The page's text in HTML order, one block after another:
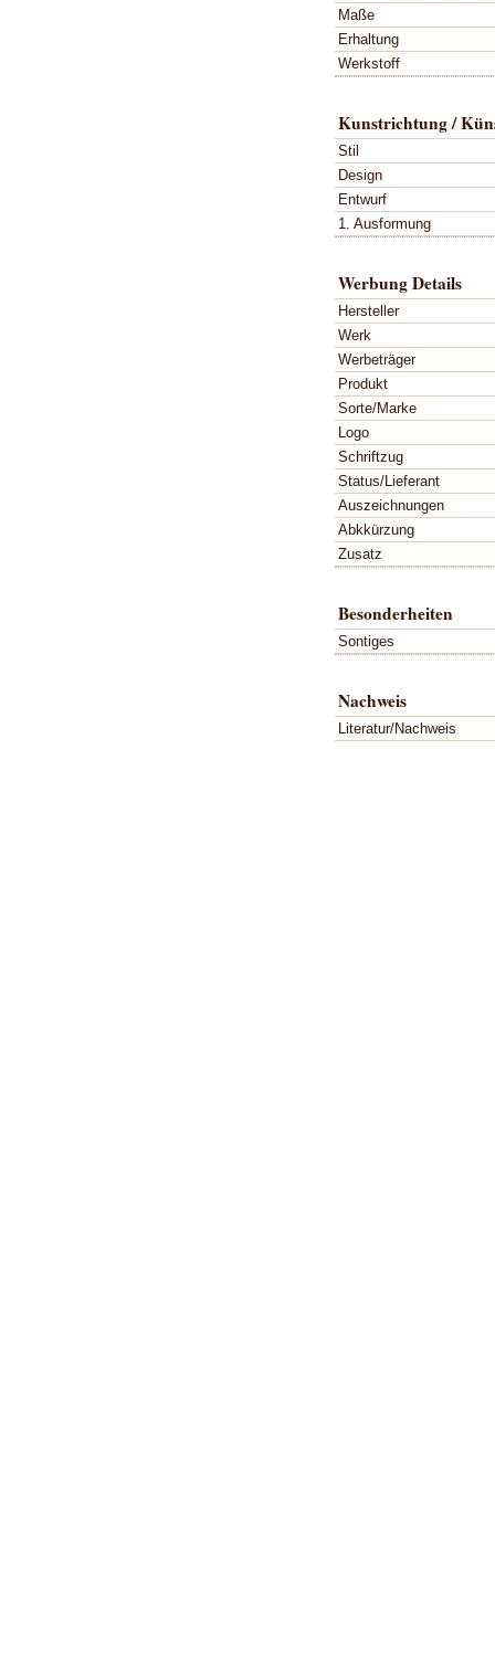
Maße
Erhaltung
Werkstoff
Kunstrichtung /
Stil
Design
Entwurf
1. Ausformung
Werbung Details
Hersteller
Werk
Werbeträger
Produkt
Sorte/Marke
Logo
Schriftzug
Status/Lieferant
Auszeichnungen
Abkkürzung
Zusatz
Besonderheiten
Sontiges
Nachweis
Literatur/Nachweis